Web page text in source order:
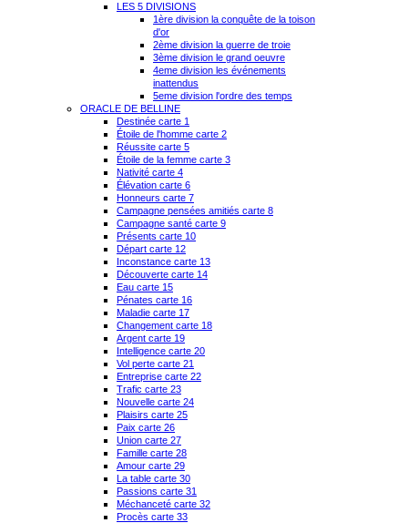
LES 5 DIVISIONS
1ère division la conquête de la toison
d'or
2ème division la guerre de troie
3ème division le grand oeuvre
4eme division les événements
inattendus
5eme division l'ordre des temps
ORACLE DE BELLINE
Destinée carte 1
Étoile de l'homme carte 2
Réussite carte 5
Étoile de la femme carte 3
Nativité carte 4
Élévation carte 6
Honneurs carte 7
Campagne pensées amitiés carte 8
Campagne santé carte 9
Présents carte 10
Départ carte 12
Inconstance carte 13
Découverte carte 14
Eau carte 15
Pénates carte 16
Maladie carte 17
Changement carte 18
Argent carte 19
Intelligence carte 20
Vol perte carte 21
Entreprise carte 22
Trafic carte 23
Nouvelle carte 24
Plaisirs carte 25
Paix carte 26
Union carte 27
Famille carte 28
Amour carte 29
La table carte 30
Passions carte 31
Méchanceté carte 32
Procès carte 33